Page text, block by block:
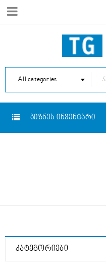
All categories
ᲑᲘᲖᲜᲔᲡ ᲘᲜᲕᲔᲜᲢᲐᲠᲘ
ᲙᲐᲢᲔᲒᲝᲠᲘᲔᲑᲘ